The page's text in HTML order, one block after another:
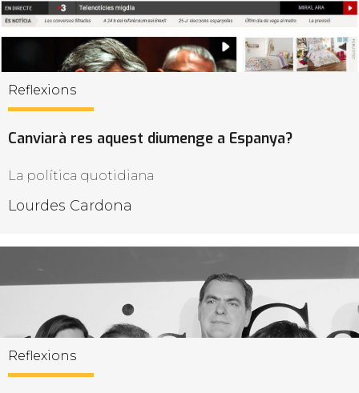
Reflexions
Canviarà res aquest diumenge a Espanya?
La política quotidiana
Lourdes Cardona
Reflexions